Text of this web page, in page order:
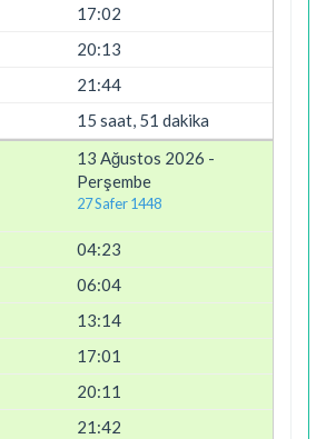
17:02
20:13
21:44
15 saat, 51 dakika
13 Ağustos 2026 -
Perşembe
27 Safer 1448
04:23
06:04
13:14
17:01
20:11
21:42